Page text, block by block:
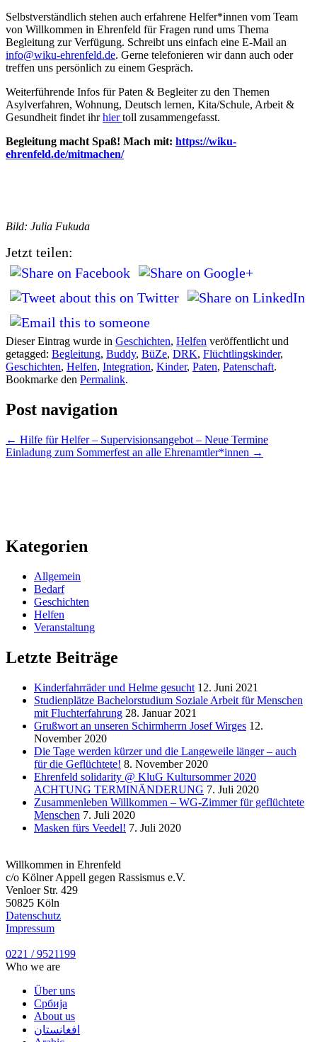
Selbstverständlich stehen auch erfahrene Helfer*innen vom Team
von Willkommen in Ehrenfeld für Fragen rund ums Thema
Begleitung zur Verfügung. Schreibt uns einfach eine E-Mail an
info@wiku-ehrenfeld.de. Gerne telefonieren wir dann auch oder
treffen uns persönlich zu einem Gespräch.
Weiterführende Infos für Paten & Begleiter zu den Themen
Asylverfahren, Wohnung, Deutsch lernen, Kita/Schule, Arbeit &
Gesundheit findet ihrhiertoll zusammengefasst.
Begleitung macht Spaß! Mach mit: https://wiku-
ehrenfeld.de/mitmachen/
Bild: Julia Fukuda
Jetzt teilen:
Dieser Eintrag wurde in Geschichten, Helfen veröffentlicht und
getagged: Begleitung, Buddy, BüZe, DRK, Flüchtlingskinder,
Geschichten, Helfen, Integration, Kinder, Paten, Patenschaft.
Bookmarke den Permalink.
Post navigation
← Hilfe für Helfer – Supervisionsangebot – Neue Termine
Einladung zum Sommerfest an alle Ehrenamtler*innen →
Kategorien
Allgemein
Bedarf
Geschichten
Helfen
Veranstaltung
Letzte Beiträge
Kinderfahrräder und Helme gesucht 12. Juni 2021
Studienplätze Bachelorstudium Soziale Arbeit für Menschen
mit Fluchterfahrung 28. Januar 2021
Grußwort an unseren Schirmherrn Josef Wirges 12.
November 2020
Die Tage werden kürzer und die Langeweile länger – auch
für die Geflüchtete! 8. November 2020
Ehrenfeld solidarity @ KluG Kultursommer 2020
ACHTUNG TERMINÄNDERUNG 7. Juli 2020
Zusammenleben Willkommen – WG-Zimmer für geflüchtete
Menschen 7. Juli 2020
Masken fürs Veedel! 7. Juli 2020
Willkommen in Ehrenfeld
c/o Kölner Appell gegen Rassismus e.V.
Venloer Str. 429
50825 Köln
Datenschutz
Impressum
0221 / 9521199
Who we are
Über uns
Србија
About us
افغانستان